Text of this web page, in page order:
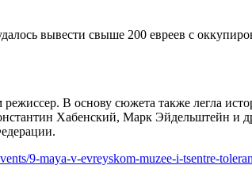
вывести свыше 200 евреев с
В основу сюжета также легла
Хабенский, Марк Эйдельштейн и
9-maya-v-evreyskom-muzee-i-tsentre-